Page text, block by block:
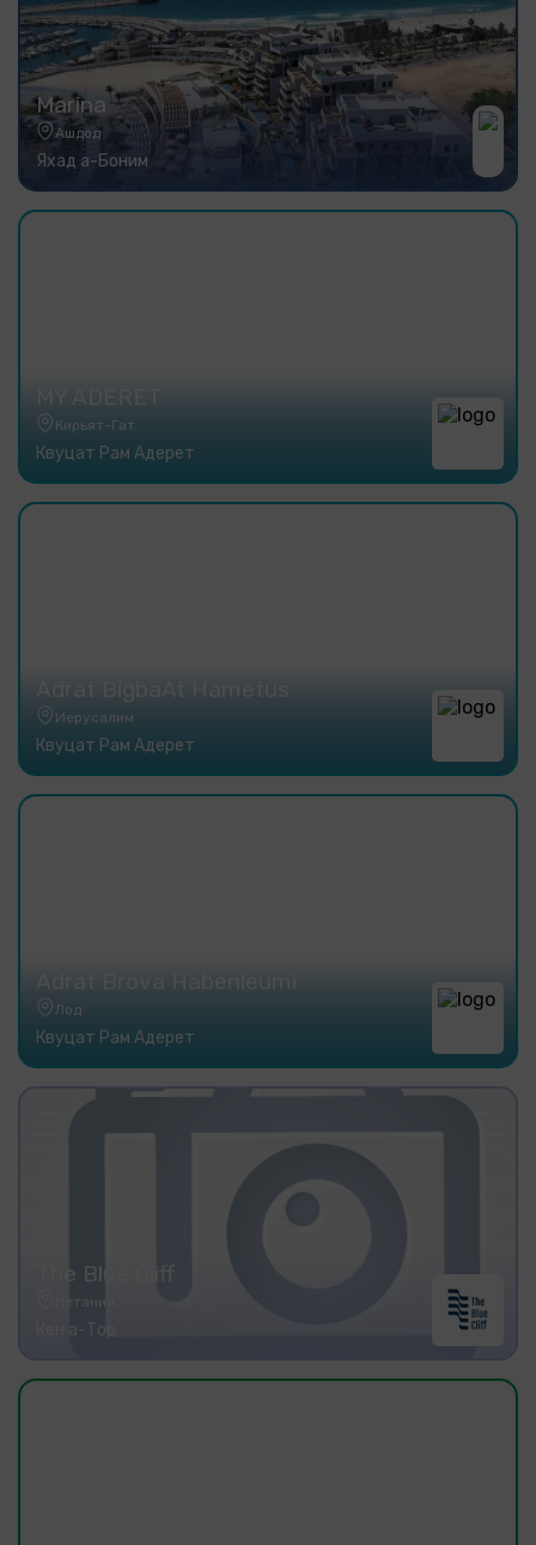
Marina
Ашдод
Яхад а-Боним
MY ADERET
Кирьят-Гат
Квуцат Рам Адерет
Adrat BigbaAt Hametus
Иерусалим
Квуцат Рам Адерет
Adrat Brova Habenleumi
Лод
Квуцат Рам Адерет
The Blue Cliff
Нетания
Кен а-Тор